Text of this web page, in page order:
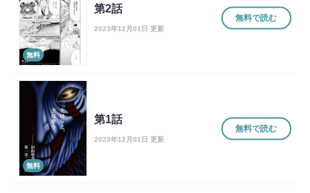
無料
第2話
2023年12月01日 更新
無料で読む
無料
第1話
2023年12月01日 更新
無料で読む